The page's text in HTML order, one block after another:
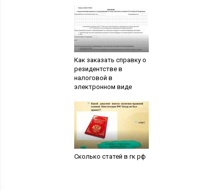
Как заказать справку о
резидентстве в
налоговой в
электронном виде
Сколько статей в гк рф